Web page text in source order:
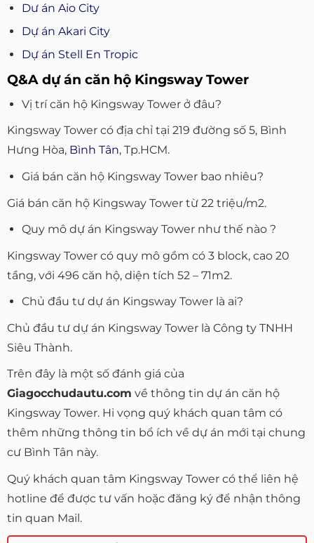
Dư án Aio City
Dự án Akari City
Dự án Stell En Tropic
Q&A dự án căn hộ Kingsway Tower
Vị trí căn hộ Kingsway Tower ở đâu?
Kingsway Tower có địa chỉ tại 219 đường số 5, Bình
Hưng Hòa, Bình Tân, Tp.HCM.
Giá bán căn hộ Kingsway Tower bao nhiêu?
Giá bán căn hộ Kingsway Tower từ 22 triệu/m2.
Quy mô dự án Kingsway Tower như thế nào ?
Kingsway Tower có quy mô gồm có 3 block, cao 20
tầng, với 496 căn hộ, diện tích 52 – 71m2.
Chủ đầu tư dự án Kingsway Tower là ai?
Chủ đầu tư dự án Kingsway Tower là Công ty TNHH
Siêu Thành.
Trên đây là một số đánh giá của
Giagocchudautu.com về thông tin dự án căn hộ
Kingsway Tower. Hi vọng quý khách quan tâm có
thêm những thông tin bổ ích về dự án mới tại chung
cư Bình Tân này.
Quý khách quan tâm Kingsway Tower có thể liên hệ
hotline để được tư vấn hoặc đăng ký để nhận thông
tin quan Mail.